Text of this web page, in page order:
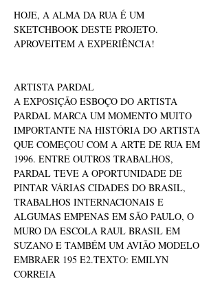
HOJE, A ALMA DA RUA É UM
SKETCHBOOK DESTE PROJETO.
APROVEITEM A EXPERIÊNCIA!
ARTISTA PARDAL
A EXPOSIÇÃO ESBOÇO DO ARTISTA
PARDAL MARCA UM MOMENTO MUITO
IMPORTANTE NA HISTÓRIA DO ARTISTA
QUE COMEÇOU COM A ARTE DE RUA EM
1996. ENTRE OUTROS TRABALHOS,
PARDAL TEVE A OPORTUNIDADE DE
PINTAR VÁRIAS CIDADES DO BRASIL,
TRABALHOS INTERNACIONAIS E
ALGUMAS EMPENAS EM SÃO PAULO, O
MURO DA ESCOLA RAUL BRASIL EM
SUZANO E TAMBÉM UM AVIÃO MODELO
EMBRAER 195 E2.TEXTO: EMILYN
CORREIA